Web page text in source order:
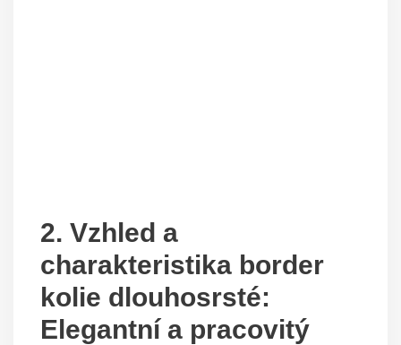
2. Vzhled a
charakteristika border
kolie dlouhosrsté:
Elegantní a pracovitý